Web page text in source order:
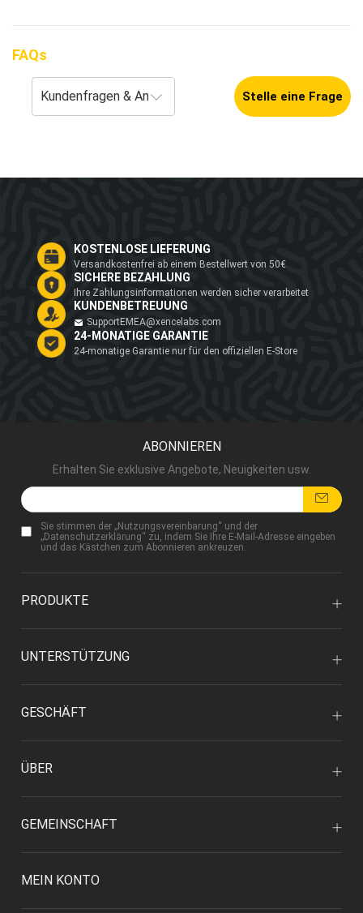
FAQs
Stelle eine Frage
KOSTENLOSE LIEFERUNG
Versandkostenfrei ab einem Bestellwert von 50€
SICHERE BEZAHLUNG
Ihre Zahlungsinformationen werden sicher verarbeitet
KUNDENBETREUUNG
SupportEMEA@xencelabs.com
24-MONATIGE GARANTIE
24-monatige Garantie nur für den offiziellen E-Store
ABONNIEREN
Erhalten Sie exklusive Angebote, Neuigkeiten usw.
Sie stimmen der „Nutzungsvereinbarung“ und der
„Datenschutzerklärung“ zu, indem Sie Ihre E-Mail-Adresse eingeben
und das Kästchen zum Abonnieren ankreuzen.
PRODUKTE
UNTERSTÜTZUNG
GESCHÄFT
ÜBER
GEMEINSCHAFT
MEIN KONTO